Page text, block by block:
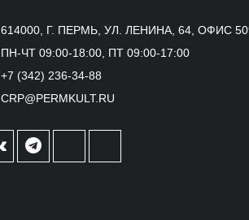
614000, Г. ПЕРМЬ, УЛ. ЛЕНИНА, 64, ОФИС
ПН-ЧТ 09:00-18:00, ПТ 09:00-17:00
+7 (342) 236-34-88
CRP@PERMKULT.RU